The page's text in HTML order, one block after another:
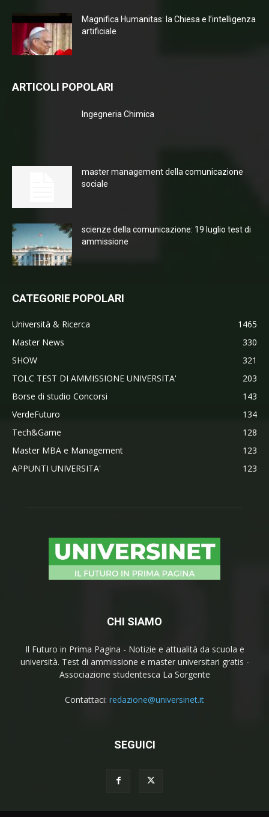
Magnifica Humanitas: la Chiesa e l’intelligenza
artificiale
ARTICOLI POPOLARI
Ingegneria Chimica
master management della comunicazione
sociale
scienze della comunicazione: 19 luglio test di
ammissione
CATEGORIE POPOLARI
Università & Ricerca
1465
Master News
330
SHOW
321
TOLC TEST DI AMMISSIONE UNIVERSITA'
203
Borse di studio Concorsi
143
VerdeFuturo
134
Tech&Game
128
Master MBA e Management
123
APPUNTI UNIVERSITA'
123
CHI SIAMO
Il Futuro in Prima Pagina - Notizie e attualità da scuola e
università. Test di ammissione e master universitari gratis -
Associazione studentesca La Sorgente
Contattaci: redazione@universinet.it
SEGUICI